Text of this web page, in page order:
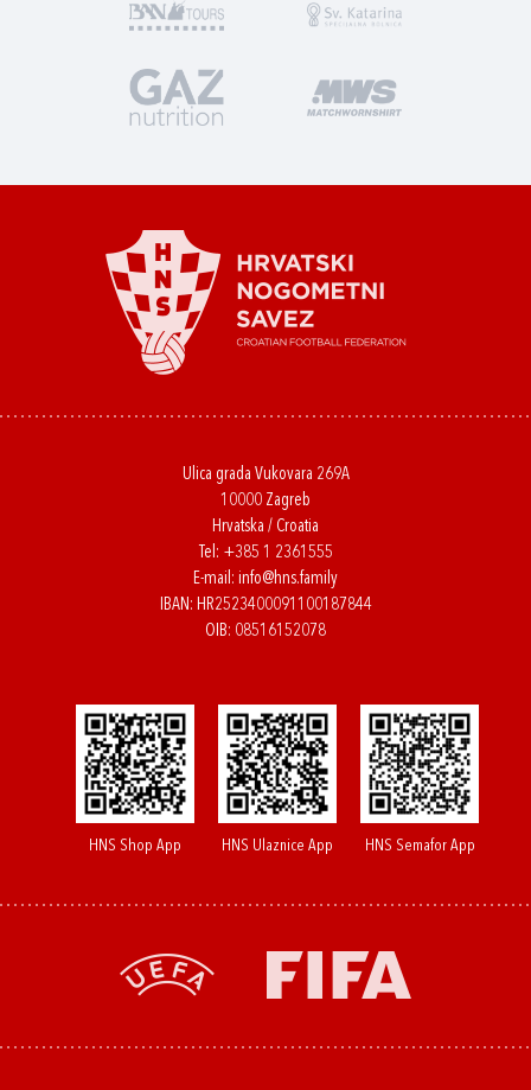
Ulica grada Vukovara 269A
10000 Zagreb
Hrvatska / Croatia
Tel: +385 1 2361555
E-mail: info@hns.family
IBAN: HR2523400091100187844
OIB: 08516152078
HNS Shop App HNS Ulaznice App HNS Semafor App